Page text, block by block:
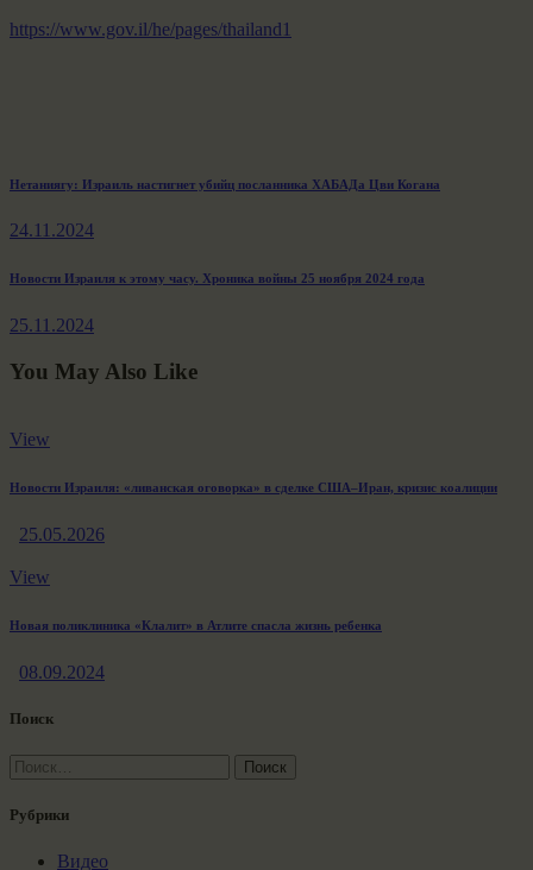
https://www.gov.il/he/pages/thailand1
Навигация
по
Previous
Нетаниягу: Израиль настигнет убийц посланника ХАБАДа Цви Когана
24.11.2024
Next
Новости Израиля к этому часу. Хроника войны 25 ноября 2024 года
25.11.2024
You May Also Like
View
Новости Израиля: «ливaнская оговорка» в сделке США–Иран, кризис коалиции
25.05.2026
View
Новая поликлиника «Клалит» в Атлите спасла жизнь ребенка
08.09.2024
Поиск
Найти:
Рубрики
Видео